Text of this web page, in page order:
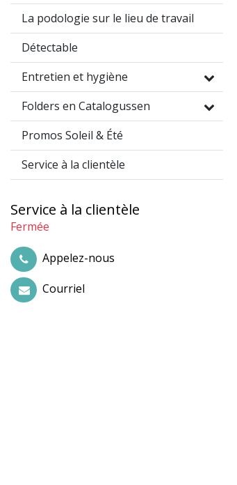
La podologie sur le lieu de travail
Détectable
Entretien et hygiène
Folders en Catalogussen
Promos Soleil & Été
Service à la clientèle
Service à la clientèle
Fermée
Appelez-nous
Courriel